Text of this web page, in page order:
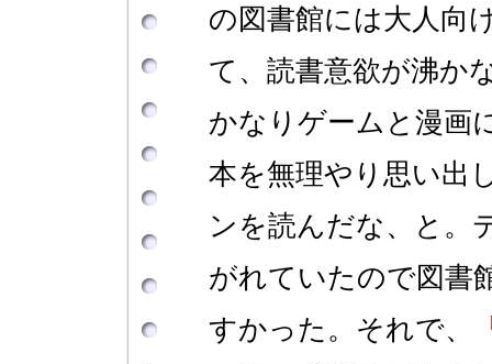
の図書館には大人向
て、読書意欲が沸か
かなりゲームと漫画
本を無理やり思い出
ンを読んだな、と。
がれていたので図書
すかった。それで、